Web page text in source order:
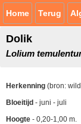
Home Terug
Dolik
Lolium
Herkenning (bron:
Bloeitijd - juni - juli
Hoogte - 0,20-1,00 m.